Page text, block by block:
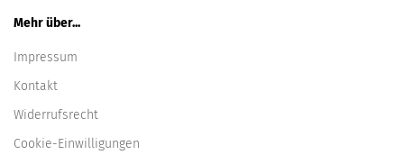
Mehr über...
Impressum
Kontakt
Widerrufsrecht
Cookie-Einwilligungen